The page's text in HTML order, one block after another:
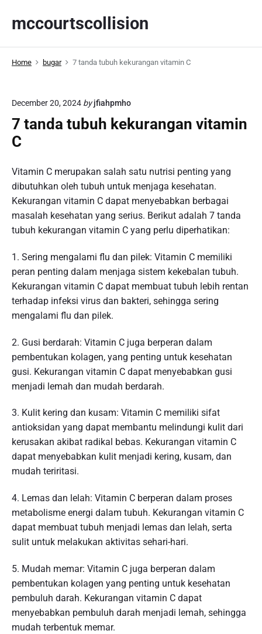
p
mccourtscollision
Home bugar 7 tanda tubuh kekurangan vitamin C
December 20, 2024 by jfiahpmho
7 tanda tubuh kekurangan vitamin
C
Vitamin C merupakan salah satu nutrisi penting yang
dibutuhkan oleh tubuh untuk menjaga kesehatan.
Kekurangan vitamin C dapat menyebabkan berbagai
masalah kesehatan yang serius. Berikut adalah 7 tanda
tubuh kekurangan vitamin C yang perlu diperhatikan:
1. Sering mengalami flu dan pilek: Vitamin C memiliki
peran penting dalam menjaga sistem kekebalan tubuh.
Kekurangan vitamin C dapat membuat tubuh lebih rentan
terhadap infeksi virus dan bakteri, sehingga sering
mengalami flu dan pilek.
2. Gusi berdarah: Vitamin C juga berperan dalam
pembentukan kolagen, yang penting untuk kesehatan
gusi. Kekurangan vitamin C dapat menyebabkan gusi
menjadi lemah dan mudah berdarah.
3. Kulit kering dan kusam: Vitamin C memiliki sifat
antioksidan yang dapat membantu melindungi kulit dari
kerusakan akibat radikal bebas. Kekurangan vitamin C
dapat menyebabkan kulit menjadi kering, kusam, dan
mudah teriritasi.
4. Lemas dan lelah: Vitamin C berperan dalam proses
metabolisme energi dalam tubuh. Kekurangan vitamin C
dapat membuat tubuh menjadi lemas dan lelah, serta
sulit untuk melakukan aktivitas sehari-hari.
5. Mudah memar: Vitamin C juga berperan dalam
pembentukan kolagen yang penting untuk kesehatan
pembuluh darah. Kekurangan vitamin C dapat
menyebabkan pembuluh darah menjadi lemah, sehingga
mudah terbentuk memar.